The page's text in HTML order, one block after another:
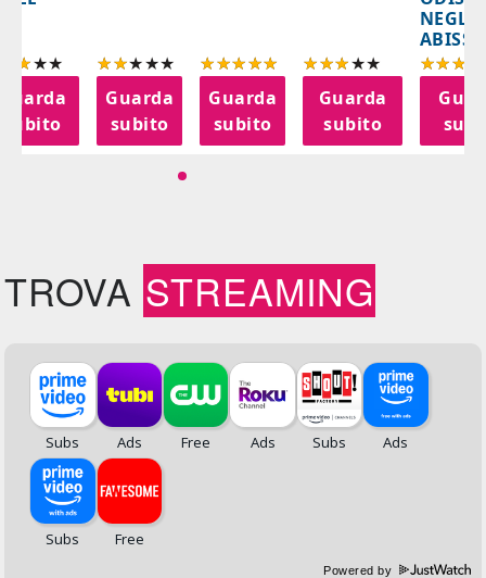
subito
Guarda
subito
Guarda
subito
Guarda
subito
NEGLI
ABISSI
TROVA STREAMING
Powered by